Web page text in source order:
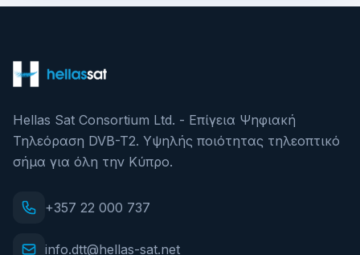
Hellas Sat Consortium Ltd. - Επίγεια Ψηφιακή
Τηλεόραση DVB-T2. Υψηλής ποιότητας τηλεοπτικό
σήμα για όλη την Κύπρο.
+357 22 000 737
info.dtt@hellas-sat.net